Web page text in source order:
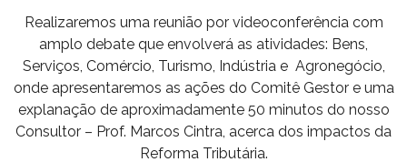
Realizaremos uma reunião por videoconferência com
amplo debate que envolverá as atividades: Bens,
Serviços, Comércio, Turismo, Indústria e Agronegócio,
onde apresentaremos as ações do Comitê Gestor e uma
explanação de aproximadamente 50 minutos do nosso
Consultor – Prof. Marcos Cintra, acerca dos impactos da
Reforma Tributária.